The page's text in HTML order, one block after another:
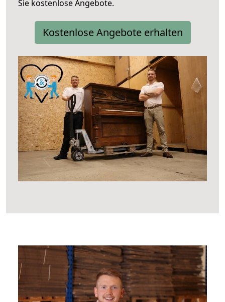
Sie kostenlose Angebote.
Kostenlose Angebote erhalten